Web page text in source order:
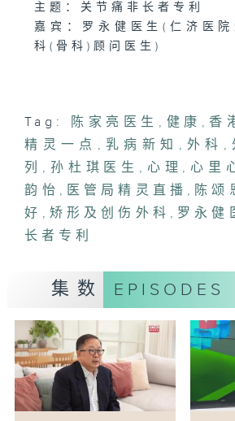
主题：关节痛非长者专利
嘉宾：罗永健医生(仁济医院
科(骨科)顾问医生)
主题：过度讨好
嘉宾：陈颂恩博士(心理学家)
1400-1500
主题：乳病新知
嘉宾：孙杜琪医生(外科专科
Tag: 陈家亮医生 , 健康 , 香
精灵一点 , 乳病新知 , 外科 ,
列 , 孙杜琪医生 , 心理 , 心里
韵怡 , 医管局精灵直播 , 陈颂
好 , 矫形及创伤外科 , 罗永健
长者专利
集数 EPISODES